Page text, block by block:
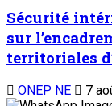
Sécurité
sur
territoriales
ONEP NE 7